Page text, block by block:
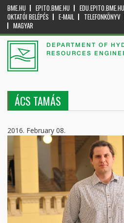
BME.HU EPITO.BME.HU EDU.EPITO.BME.HU
OKTATÓI BELÉPÉS
E-MAIL TELEFONKÖNYV
MAGYAR
DEPARTMENT OF
RESOURCES
ÁCS TAMÁS
2016. February 08.